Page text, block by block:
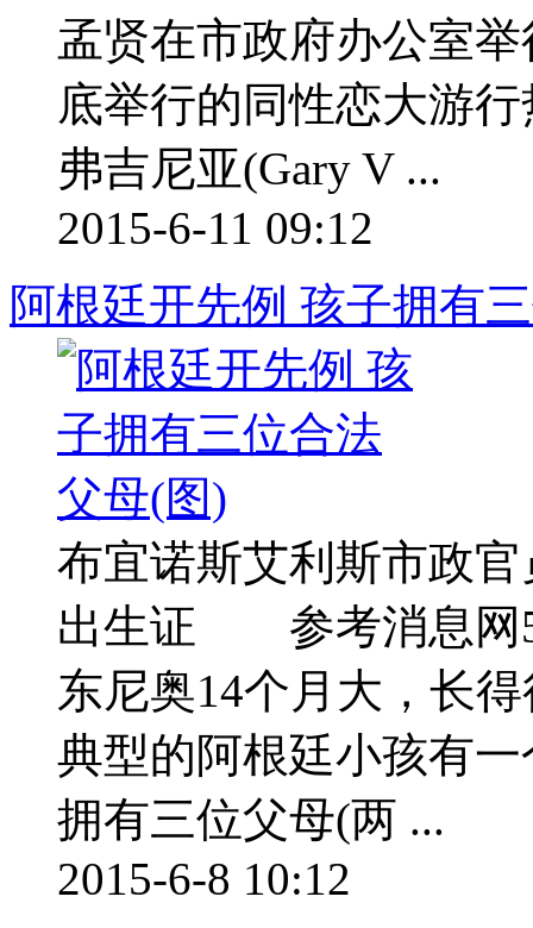
孟贤在市政府办公室
底举行的同性恋大游
弗吉尼亚(Gary V ...
2015-6-11 09:12
阿根廷开先例 孩子拥有
布宜诺斯艾利斯市政
出生证 参考消息网5
东尼奥14个月大，长
典型的阿根廷小孩有
拥有三位父母(两 ...
2015-6-8 10:12